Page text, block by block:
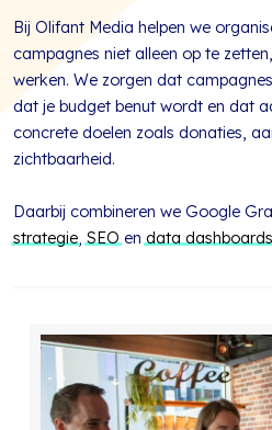
Bij Olifant Media helpen we
campagnes niet alleen op te
werken. We zorgen dat
dat je budget benut wordt en dat
concrete doelen zoals donaties,
zichtbaarheid.
Daarbij combineren we Google
strategie,SEOendata dashboards